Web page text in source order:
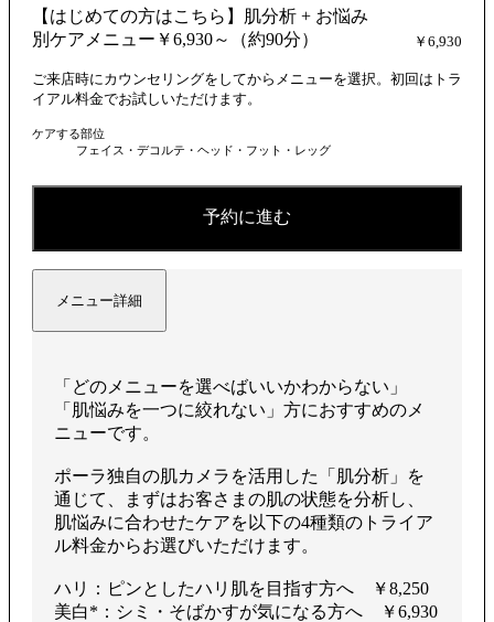
を
生
す
る
【はじめての方はこちら】肌分析 + お悩み
別ケアメニュー￥6,930～（約90分）
￥6,930
ご来店時にカウンセリングをしてからメニューを選択。初回はトラ
イアル料金でお試しいただけます。
ケアする部位
フェイス・デコルテ・ヘッド・フット・レッグ
予約に進む
メニュー詳細
「どのメニューを選べばいいかわからない」
「肌悩みを一つに絞れない」方におすすめのメ
ニューです。
ポーラ独自の肌カメラを活用した「肌分析」を
通じて、まずはお客さまの肌の状態を分析し、
肌悩みに合わせたケアを以下の4種類のトライア
ル料金からお選びいただけます。
ハリ：ピンとしたハリ肌を目指す方へ ￥8,250
美白*：シミ・そばかすが気になる方へ ￥6,930